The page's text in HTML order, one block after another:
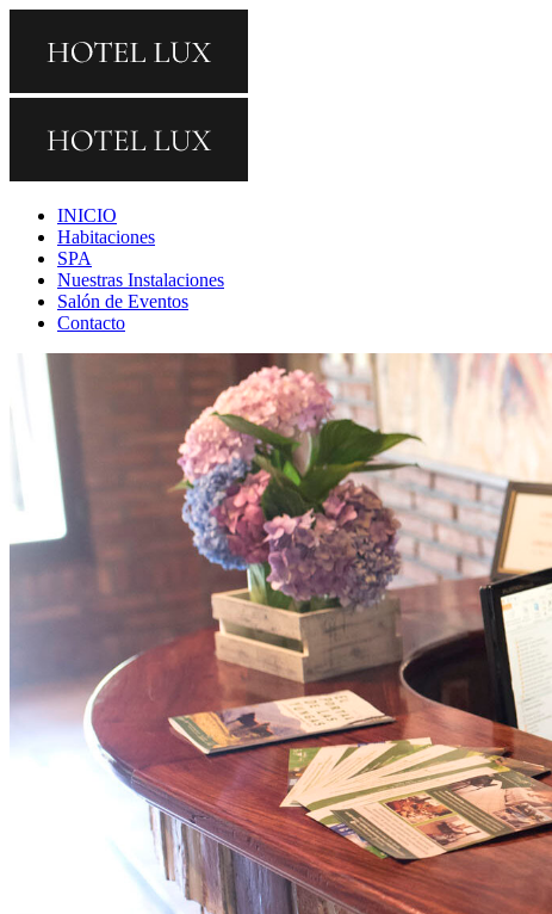
INICIO
Habitaciones
SPA
Nuestras Instalaciones
Salón de Eventos
Contacto